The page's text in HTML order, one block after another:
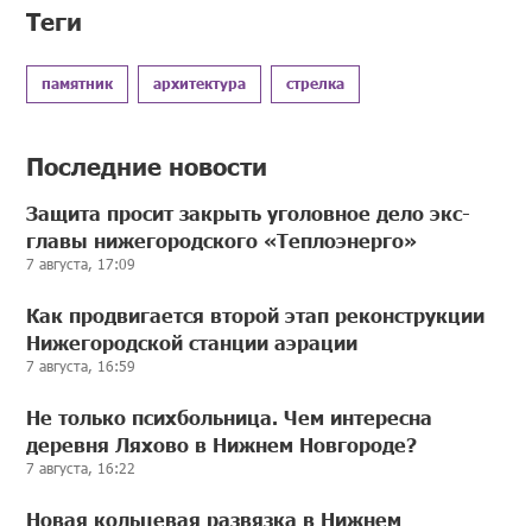
Теги
памятник архитектура стрелка
Последние новости
Защита просит закрыть уголовное дело экс-
главы нижегородского «Теплоэнерго»
7 августа, 17:09
Как продвигается второй этап реконструкции
Нижегородской станции аэрации
7 августа, 16:59
Не только психбольница. Чем интересна
деревня Ляхово в Нижнем Новгороде?
7 августа, 16:22
Новая кольцевая развязка в Нижнем